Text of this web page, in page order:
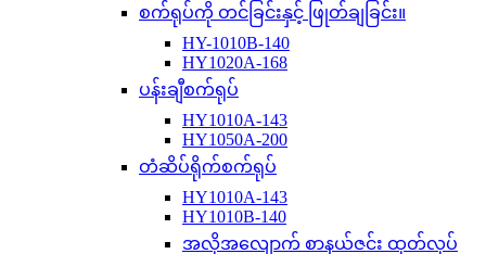
စက်ရုပ်ကို တင်ခြင်းနှင့် ဖြုတ်ချခြင်း။
HY-1010B-140
HY1020A-168
ပန်းချီစက်ရုပ်
HY1010A-143
HY1050A-200
တံဆိပ်ရိုက်စက်ရုပ်
HY1010A-143
HY1010B-140
အလိုအလျောက် စာနယ်ဇင်း ထုတ်လုပ်